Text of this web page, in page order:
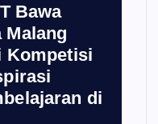
Bawa
Malang
Kompetisi
di